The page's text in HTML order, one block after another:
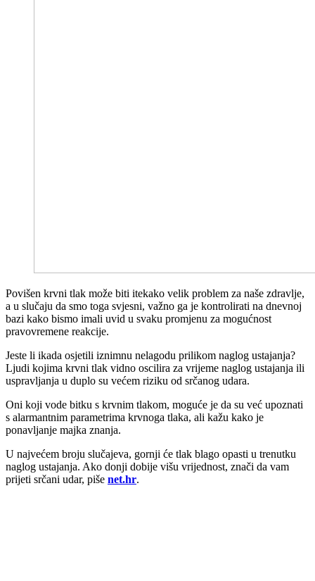
Povišen krvni tlak može biti itekako velik problem za naše zdravlje,
a u slučaju da smo toga svjesni, važno ga je kontrolirati na dnevnoj
bazi kako bismo imali uvid u svaku promjenu za mogućnost
pravovremene reakcije.
Jeste li ikada osjetili iznimnu nelagodu prilikom naglog ustajanja?
Ljudi kojima krvni tlak vidno oscilira za vrijeme naglog ustajanja ili
uspravljanja u duplo su većem riziku od srčanog udara.
Oni koji vode bitku s krvnim tlakom, moguće je da su već upoznati
s alarmantnim parametrima krvnoga tlaka, ali kažu kako je
ponavljanje majka znanja.
U najvećem broju slučajeva, gornji će tlak blago opasti u trenutku
naglog ustajanja. Ako donji dobije višu vrijednost, znači da vam
prijeti srčani udar, piše net.hr.